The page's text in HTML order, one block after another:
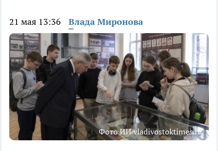
21 мая 13:36 Влада Миронова
Фото ИИ vladivostoktimes.ru